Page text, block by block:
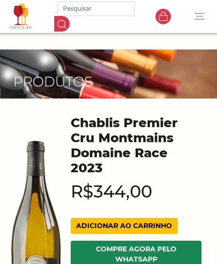
Chablis Premier
Cru Montmains
Domaine Race
2023
R$344,00
ADICIONAR AO CARRINHO
COMPRE AGORA PELO
WHATSAPP